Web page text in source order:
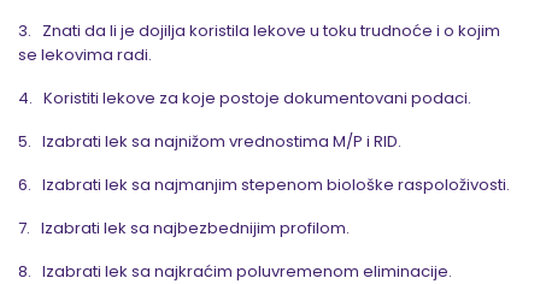
3. Znati da li je dojilja koristila lekove u toku trudnoće i o kojim
se lekovima radi.
4. Koristiti lekove za koje postoje dokumentovani podaci.
5. Izabrati lek sa najnižom vrednostima M/P i RID.
6. Izabrati lek sa najmanjim stepenom biološke raspoloživosti.
7. Izabrati lek sa najbezbednijim profilom.
8. Izabrati lek sa najkraćim poluvremenom eliminacije.